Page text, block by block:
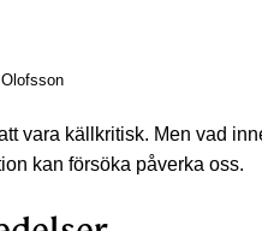
Olofsson
vara källkritisk. Men vad
kan försöka påverka oss.